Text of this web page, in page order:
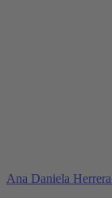
Ana Daniela